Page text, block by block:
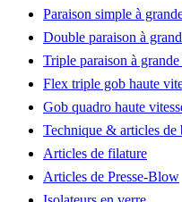
Paraison simple à
Double paraison à
Triple paraison à grande
Flex triple gob haute
Gob quadro haute
Technique & articles de
Articles de filature
Articles de Presse-Blow